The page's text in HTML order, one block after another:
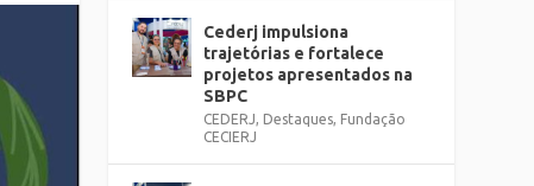
Cederj impulsiona
trajetórias e fortalece
projetos apresentados na
SBPC
CEDERJ, Destaques, Fundação
CECIERJ